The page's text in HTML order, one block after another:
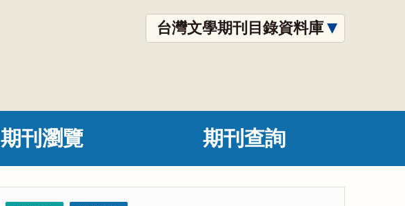
台灣文學期刊目錄資料庫
期刊瀏覽 期刊查詢